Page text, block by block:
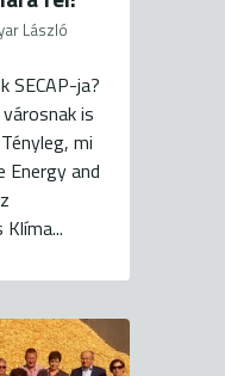
László
SECAP-ja?
is
mi
Energy and